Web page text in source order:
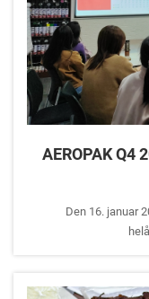
AEROPAK Q4
Den 16. januar